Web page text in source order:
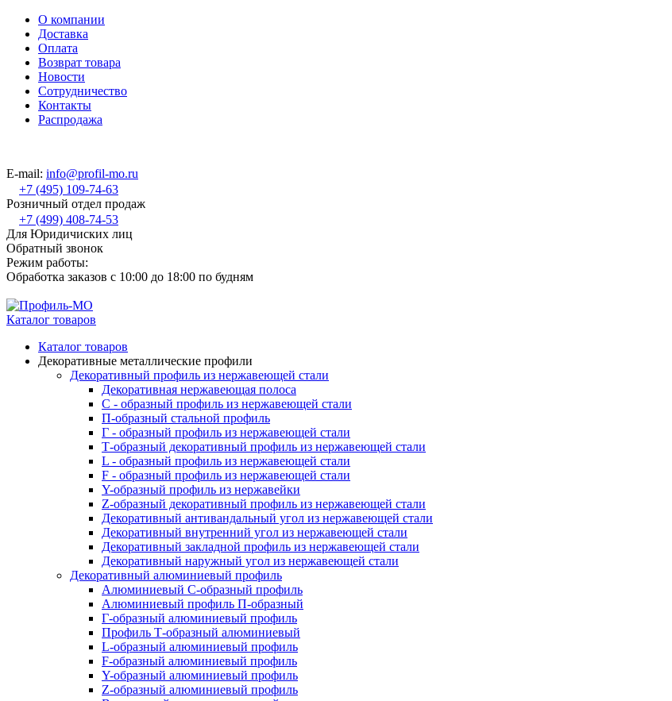
О компании
Доставка
Оплата
Возврат товара
Новости
Сотрудничество
Контакты
Распродажа
E-mail: info@profil-mo.ru
+7 (495) 109-74-63
Розничный отдел продаж
+7 (499) 408-74-53
Для Юридичиских лиц
Обратный звонок
Режим работы:
Обработка заказов с 10:00 до 18:00 по будням
Каталог товаров
Каталог товаров
Декоративные металлические профили
Декоративный профиль из нержавеющей стали
Декоративная нержавеющая полоса
С - образный профиль из нержавеющей стали
П-образный стальной профиль
Г - образный профиль из нержавеющей стали
Т-образный декоративный профиль из нержавеющей стали
L - образный профиль из нержавеющей стали
F - образный профиль из нержавеющей стали
Y-образный профиль из нержавейки
Z-образный декоративный профиль из нержавеющей стали
Декоративный антивандальный угол из нержавеющей стали
Декоративный внутренний угол из нержавеющей стали
Декоративный закладной профиль из нержавеющей стали
Декоративный наружный угол из нержавеющей стали
Декоративный алюминиевый профиль
Алюминиевый С-образный профиль
Алюминиевый профиль П-образный
Г-образный алюминиевый профиль
Профиль Т-образный алюминиевый
L-образный алюминиевый профиль
F-образный алюминиевый профиль
Y-образный алюминиевый профиль
Z-образный алюминиевый профиль